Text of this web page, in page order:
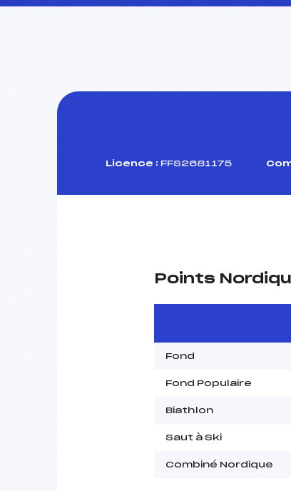
Licence : FFS2681175
Points
Fond
Fond Populaire
Biathlon
Saut à Ski
Combiné Nordique